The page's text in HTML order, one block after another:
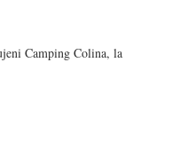
Camping Colina, la